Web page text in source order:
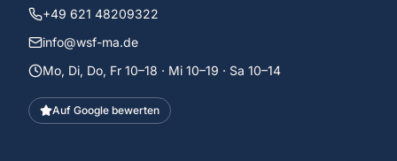
+49 621 48209322
info@wsf-ma.de
Mo, Di, Do, Fr 10–18 · Mi 10–19 · Sa 10–14
Auf Google bewerten